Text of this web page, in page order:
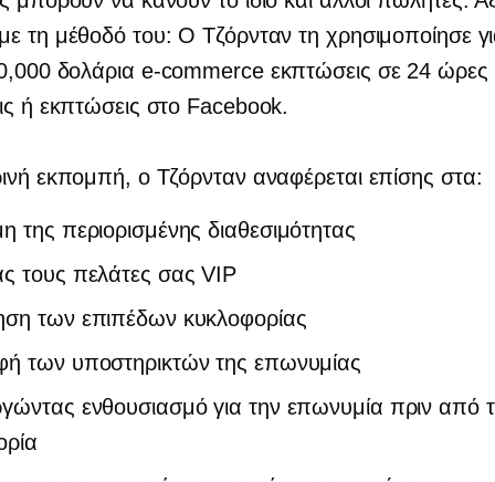
τη μέθοδό του: Ο Τζόρνταν τη χρησιμοποίησε
δολάρια e-commerceεκπτώσεις σε 24 ώρες
ή εκπτώσεις στο Facebook.
εκπομπή, ο Τζόρνταν αναφέρεται επίσης στα:
της περιορισμένης διαθεσιμότητας
τους πελάτες σας VIP
των επιπέδων κυκλοφορίας
των υποστηρικτών της επωνυμίας
ενθουσιασμό για την επωνυμία πριν από